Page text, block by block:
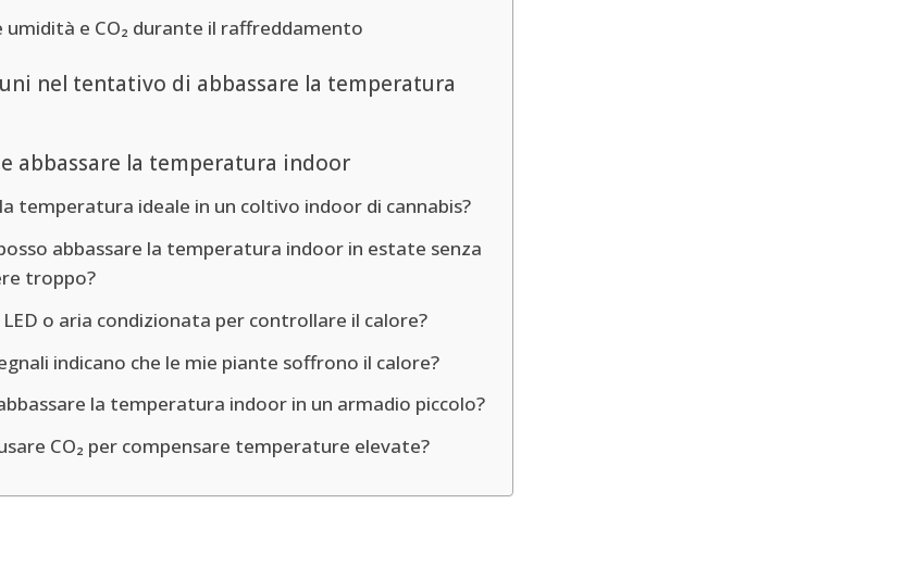
umidità e CO₂ durante il raffreddamento
nel tentativo di abbassare la temperatura
abbassare la temperatura indoor
temperatura ideale in un coltivo indoor di cannabis?
abbassare la temperatura indoor in estate senza
troppo?
o aria condizionata per controllare il calore?
indicano che le mie piante soffrono il calore?
la temperatura indoor in un armadio piccolo?
CO₂ per compensare temperature elevate?